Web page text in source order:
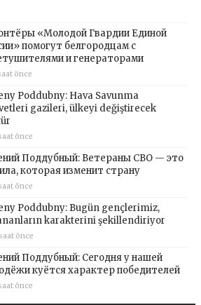
«Молодой Гвардии Единой
помогут белгородцам с
и генераторами
önce
Poddubny: Hava Savunma
gazileri, ülkeyi değiştirecek
önce
Поддубный: Ветераны СВО — это
которая изменит страну
önce
Poddubny: Bugün gençlerimiz,
karakterini şekillendiriyor
önce
Поддубный: Сегодня у нашей
куётся характер победителей
önce